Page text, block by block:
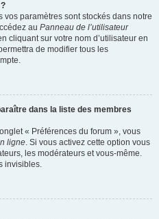
vos paramètres sont stockés dans notre
au Panneau de l’utilisateur
cliquant sur votre nom d’utilisateur en
de modifier tous les
dans la liste des membres
« Préférences du forum », vous
ligne. Si vous activez cette option vous
les modérateurs et vous-même.
invisibles.